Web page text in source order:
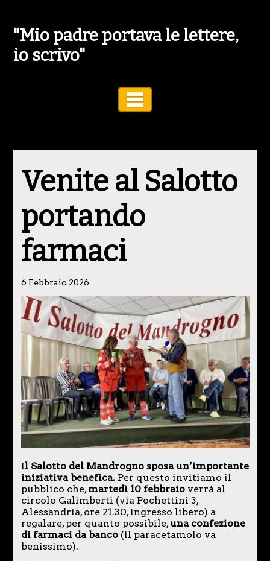
"Mio padre portava le lettere,
io scrivo"
Venite al Salotto
portando
farmaci
6 Febbraio 2026
Il Salotto del Mandrogno sposa un’importante
iniziativa benefica. Per questo invitiamo il
pubblico che,martedì 10 febbraio verrà al
circolo Galimberti (via Pochettini 3,
Alessandria, ore 21.30, ingresso libero) a
regalare, per quanto possibile,una confezione
di farmaci da banco (il paracetamolo va
benissimo).